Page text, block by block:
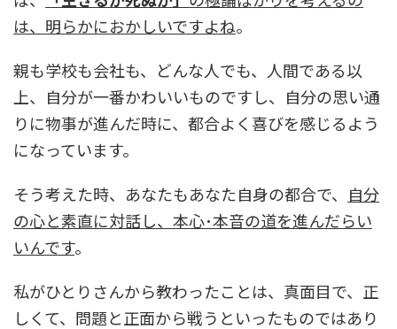
は、明らかにおかしいですよね。
親も学校も会社も、どんな人でも、人間である以
上、自分が一番かわいいものですし、自分の思い通
りに物事が進んだ時に、都合よく喜びを感じるよう
になっています。
そう考えた時、あなたもあなた自身の都合で、
自分
の心と素直に対話し、本心･本音の道を進んだらい
いんです。
私がひとりさんから教わったことは、真面目で、正
しくて、問題と正面から戦うといったものではあり